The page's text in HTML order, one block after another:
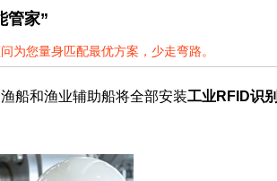
管家”
为您量身匹配最优方案，少走弯路。
船和渔业辅助船将全部安装工业RFID识别